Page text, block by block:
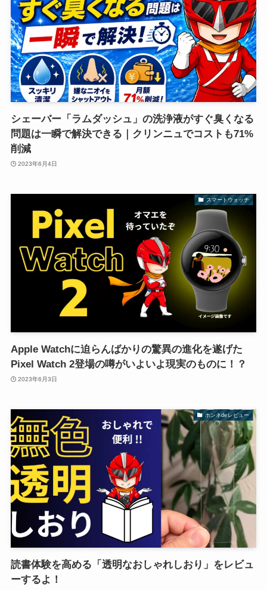
シェーバー「ラムダッシュ」の洗浄液がすぐ臭くなる
問題は一瞬で解決できる｜クリンニュでコストも71%
削減
2023年6月4日
スマートウォッチ
Apple Watchに迫らんばかりの驚異の進化を遂げた
Pixel Watch 2登場の噂がいよいよ現実のものに！？
2023年6月3日
ホンネdeレビュー
読書体験を高める「透明なおしゃれしおり」をレビュ
ーするよ！